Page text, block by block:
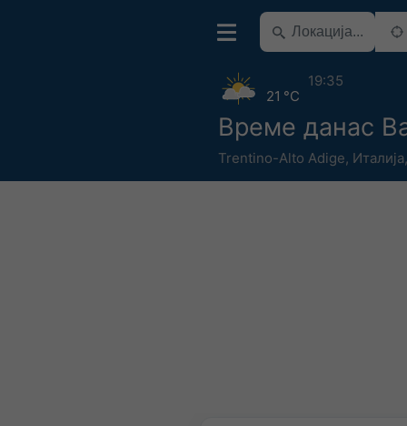
Време данас
Trentino-Alto Adige, Италија
21 °C
19:35